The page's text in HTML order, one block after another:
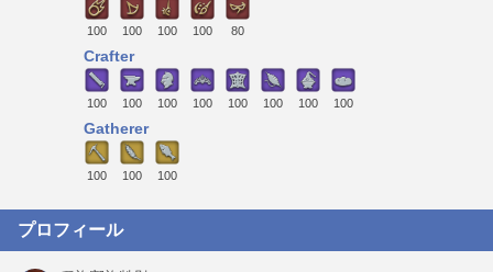
100 100 100 100 80
Crafter
100 100 100 100 100 100 100 100
Gatherer
100 100 100
プロフィール